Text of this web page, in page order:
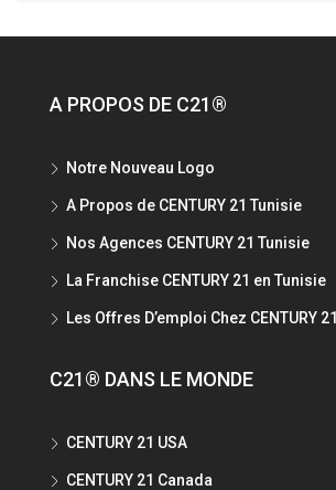
A PROPOS DE C21®
Notre Nouveau Logo
A Propos de CENTURY 21 Tunisie
Nos Agences CENTURY 21 Tunisie
La Franchise CENTURY 21 en Tunisie
Les Offres D’emploi Chez CENTURY 21
C21® DANS LE MONDE
CENTURY 21 USA
CENTURY 21 Canada